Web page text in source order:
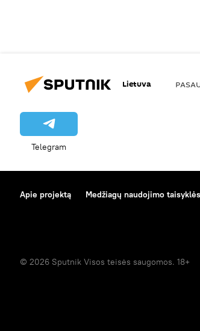
Lietuva
Telegram
Apie projektą Medžiagų naudojimo taisyklės
© 2026 Sputnik Visos teisės saugomos. 18+